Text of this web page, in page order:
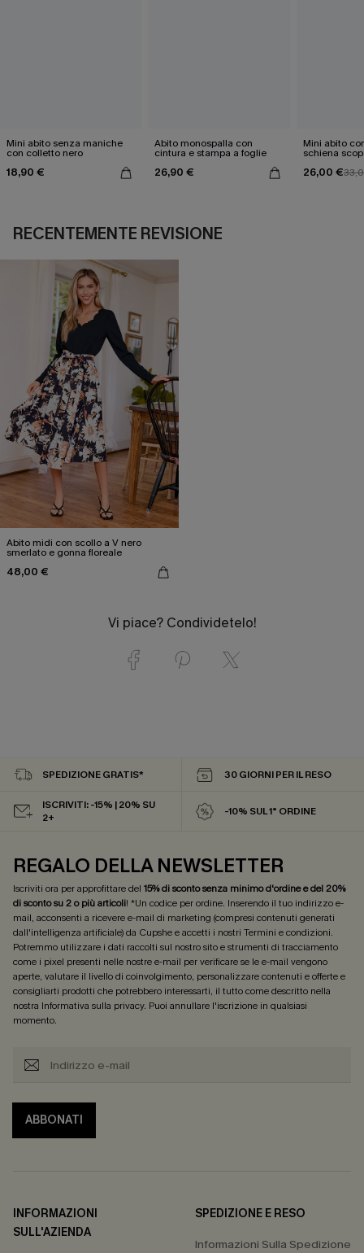
Mini abito senza maniche
con colletto nero
18,90 €
Abito monospalla con
cintura e stampa a foglie
26,90 €
Mini abito
schiena
26,00 €
RECENTEMENTE REVISIONE
Abito midi con scollo a V nero
smerlato e gonna floreale
48,00 €
Vi piace? Condividetelo!
SPEDIZIONE GRATIS* 30 GIORNI PER IL RESO
ISCRIVITI: -15% | 20% SU
2+
-10% SUL 1° ORDINE
REGALO DELLA NEWSLETTER
Iscriviti ora per approfittare del 15% di sconto senza minimo d'ordine e del 20%
di sconto su 2 o più articoli! *Un codice per ordine. Inserendo il tuo indirizzo e-
mail, acconsenti a ricevere e-mail di marketing (compresi contenuti generati
dall'intelligenza artificiale) da Cupshe e accetti i nostri Termini e condizioni.
Potremmo utilizzare i dati raccolti sul nostro sito e strumenti di tracciamento
come i pixel presenti nelle nostre e-mail per verificare se le e-mail vengono
aperte, valutare il livello di coinvolgimento, personalizzare contenuti e offerte e
consigliarti prodotti che potrebbero interessarti, il tutto come descritto nella
nostra Informativa sulla privacy. Puoi annullare l'iscrizione in qualsiasi
momento.
ABBONATI
INFORMAZIONI
SULL'AZIENDA
SPEDIZIONE E RESO
Informazioni Sulla Spedizione